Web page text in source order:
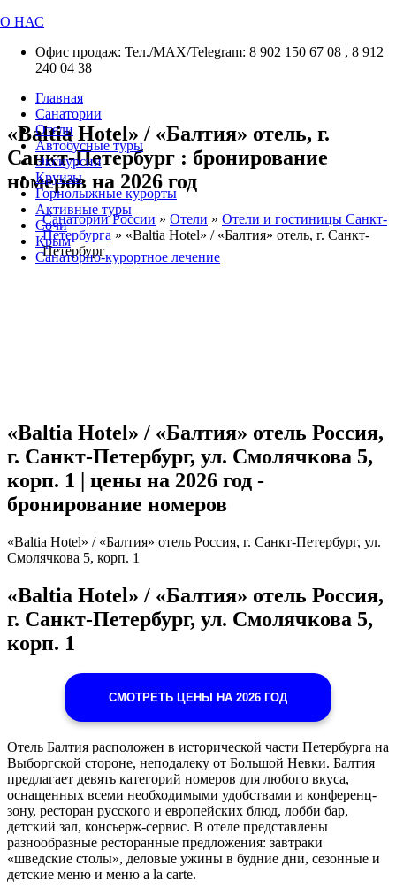
О НАС
Офис продаж: Тел./МАХ/Telegram: 8 902 150 67 08 , 8 912
240 04 38
Главная
Санатории
Отели
Автобусные туры
Экскурсии
Круизы
Горнолыжные курорты
Активные туры
Сочи
Крым
Санаторно-курортное лечение
«Baltia Hotel» / «Балтия» отель, г.
Санкт-Петербург : бронирование
номеров на 2026 год
Санатории России » Отели » Отели и гостиницы Санкт-
Петербурга » «Baltia Hotel» / «Балтия» отель, г. Санкт-
Петербург
«Baltia Hotel» / «Балтия» отель Россия,
г. Санкт-Петербург, ул. Смолячкова 5,
корп. 1 | цены на 2026 год -
бронирование номеров
«Baltia Hotel» / «Балтия» отель Россия, г. Санкт-Петербург, ул.
Смолячкова 5, корп. 1
«Baltia Hotel» / «Балтия» отель Россия,
г. Санкт-Петербург, ул. Смолячкова 5,
корп. 1
СМОТРЕТЬ ЦЕНЫ НА 2026 ГОД
Отель Балтия расположен в исторической части Петербурга на
Выборгской стороне, неподалеку от Большой Невки. Балтия
предлагает девять категорий номеров для любого вкуса,
оснащенных всеми необходимыми удобствами и конференц-
зону, ресторан русского и европейских блюд, лобби бар,
детский зал, консьерж-сервис. В отеле представлены
разнообразные ресторанные предложения: завтраки
«шведские столы», деловые ужины в будние дни, сезонные и
детские меню и меню a la carte.